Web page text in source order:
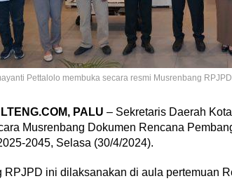
Pettalolo membuka secara resmi Musrenbang
PALU – Sekretaris Daerah
Musrenbang Dokumen Rencana
2045, Selasa (30/4/2024).
RPJPD ini dilaksanakan di aula pertemuan